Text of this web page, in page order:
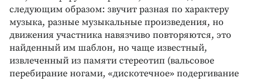
следующим образом: звучит разная по характеру
музыка, разные музыкальные произведения, но
движения участника навязчиво повторяются, это
найденный им шаблон, но чаще известный,
извлеченный из памяти стереотип (вальсовое
перебирание ногами, «дискотечное» подергивание